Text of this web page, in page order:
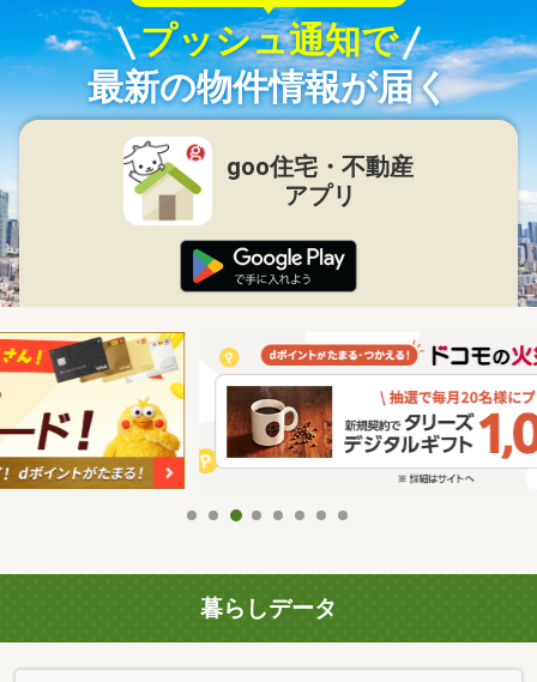
プッシュ通知で
最新の物件情報が届く
goo住宅・不動産
アプリ
暮らしデータ